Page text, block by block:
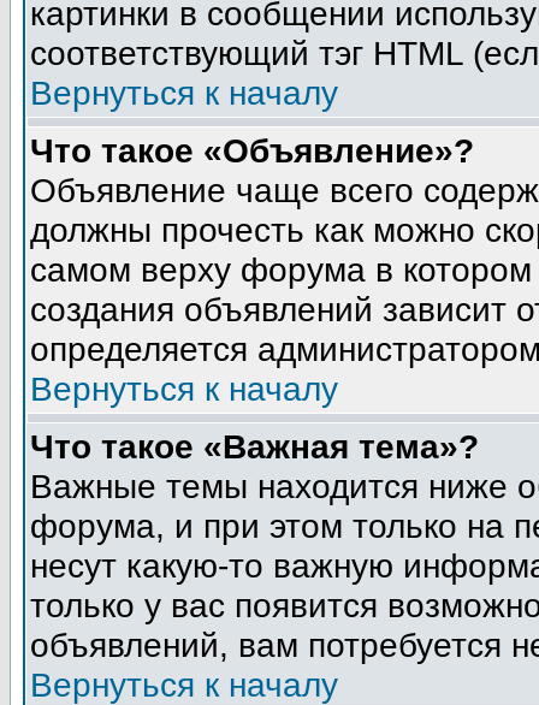
картинки в сообщении
соответствующий тэг HTML
Вернуться к началу
Что такое «Объявление»?
Объявление чаще всего
должны прочесть как можно
самом верху форума в
создания объявлений зависит
определяется
Вернуться к началу
Что такое «Важная тема»?
Важные темы находится ниже
форума, и при этом только на
несут какую-то важную
только у вас появится
объявлений, вам потребуется
Вернуться к началу